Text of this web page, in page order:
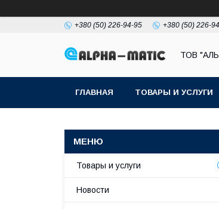
+380 (50) 226-94-95 +380 (50) 226-
ТОВ
ГЛАВНАЯ ТОВАРЫ И УСЛУГИ
Товары и услуги
Новости